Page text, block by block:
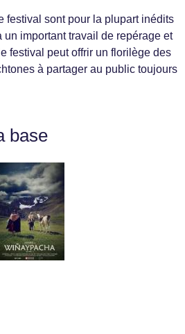
festival sont pour la plupart inédits
un important travail de repérage et
festival peut offrir un florilège des
à partager au public toujours
base